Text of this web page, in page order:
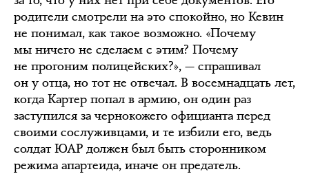
родители смотрели на это спокойно, но Кевин
не понимал, как такое возможно. «Почему
мы ничего не сделаем с этим? Почему
не прогоним полицейских?», — спрашивал
он у отца, но тот не отвечал. В восемнадцать лет,
когда Картер попал в армию, он один раз
заступился за чернокожего официанта перед
своими сослуживцами, и те избили его, ведь
солдат ЮАР должен был быть сторонником
режима апартеида, иначе он предатель.